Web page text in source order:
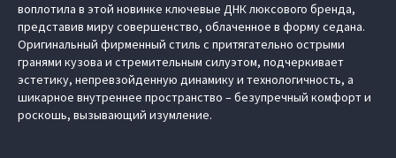
воплотила в этой новинке ключевые ДНК люксового бренда,
представив миру совершенство, облаченное в форму седана.
Оригинальный фирменный стиль с притягательно острыми
гранями кузова и стремительным силуэтом, подчеркивает
эстетику, непревзойденную динамику и технологичность, а
шикарное внутреннее пространство – безупречный комфорт и
роскошь, вызывающий изумление.